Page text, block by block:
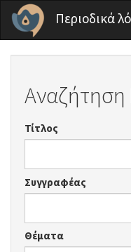
Παράκαμψη προς το κυρίως
Περιοδικά
Τίτλος
Συγγραφέας
Θέματα